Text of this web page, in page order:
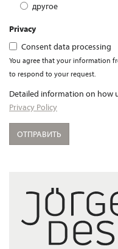
другое
Privacy
Consent data processing
You agree that your information
to respond to your request.
Detailed information on how
Privacy Policy
ОТПРАВИТЬ